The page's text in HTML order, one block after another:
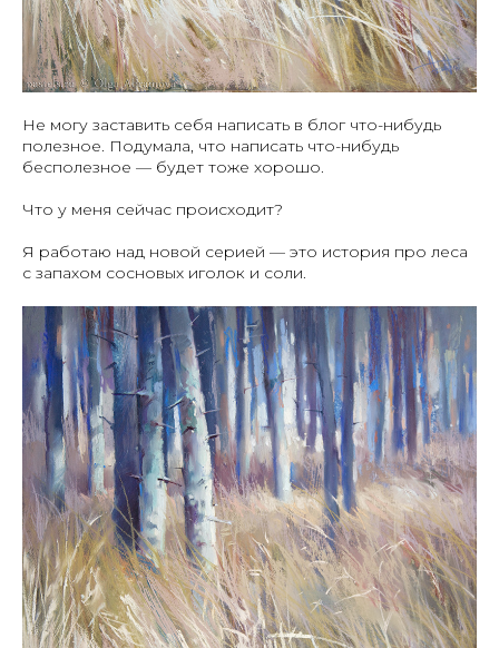
Не могу заставить себя написать в блог что-нибудь
полезное. Подумала, что написать что-нибудь
бесполезное — будет тоже хорошо.
Что у меня сейчас происходит?
Я работаю над новой серией — это история про леса
с запахом сосновых иголок и соли.